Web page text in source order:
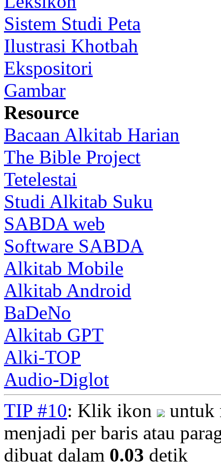
Sistem Studi Peta
Ilustrasi Khotbah
Ekspositori
Gambar
Resource
Bacaan Alkitab Harian
The Bible Project
Tetelestai
Studi Alkitab Suku
SABDA web
Software SABDA
Alkitab Mobile
Alkitab Android
BaDeNo
Alkitab GPT
Alki-TOP
Audio-Diglot
TIP #10: Klik ikon
untuk
menjadi per baris atau
dibuat dalam 0.03 detik